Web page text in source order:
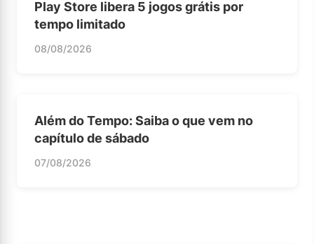
Play Store libera 5 jogos grátis por
tempo limitado
08/08/2026
Além do Tempo: Saiba o que vem no
capítulo de sábado
07/08/2026